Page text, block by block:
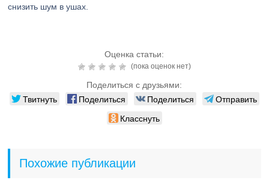
снизить шум в ушах.
Оценка статьи:
(пока оценок нет)
Поделиться с друзьями:
Твитнуть Поделиться Поделиться
Отправить
Класснуть
Похожие публикации